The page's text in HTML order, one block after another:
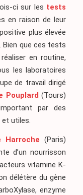
ci sur les tests
en raison de leur
plus élevée
Bien que ces tests
en routine,
les laboratoires
de travail dirigé
Pouplard(Tours)
par des
utiles.
Harroche(Paris)
d’un nourrisson
vitamine K-
délétère du gène
enzyme